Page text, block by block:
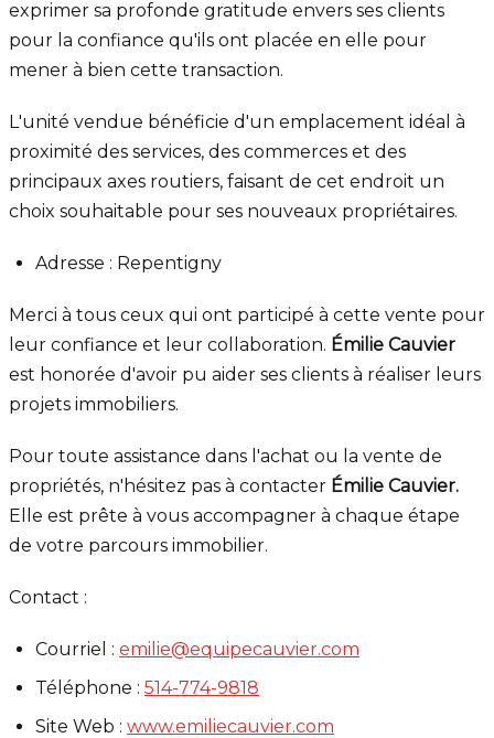
exprimer sa profonde gratitude envers ses clients
pour la confiance qu'ils ont placée en elle pour
mener à bien cette transaction.
L'unité vendue bénéficie d'un emplacement idéal à
proximité des services, des commerces et des
principaux axes routiers, faisant de cet endroit un
choix souhaitable pour ses nouveaux propriétaires.
Adresse : Repentigny
Merci à tous ceux qui ont participé à cette vente pour
leur confiance et leur collaboration. Émilie Cauvier
est honorée d'avoir pu aider ses clients à réaliser leurs
projets immobiliers.
Pour toute assistance dans l'achat ou la vente de
propriétés, n'hésitez pas à contacter Émilie Cauvier.
Elle est prête à vous accompagner à chaque étape
de votre parcours immobilier.
Contact :
Courriel : emilie@equipecauvier.com
Téléphone : 514-774-9818
Site Web : www.emiliecauvier.com